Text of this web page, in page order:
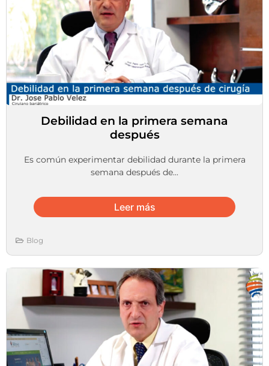
Debilidad en la primera semana
después
Es común experimentar debilidad durante la primera
semana después de...
Leer más
Blog